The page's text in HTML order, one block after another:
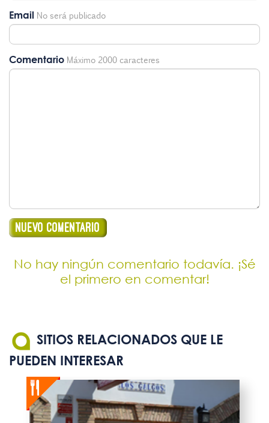
Email No será publicado
Comentario Máximo 2000 caracteres
No hay ningún comentario todavía. ¡Sé
el primero en comentar!
SITIOS RELACIONADOS QUE LE
PUEDEN INTERESAR